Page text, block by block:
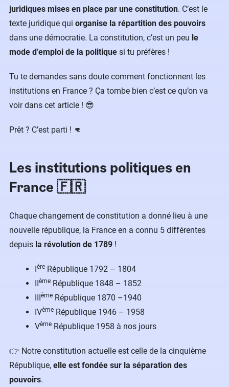
juridiques mises en place par une constitution. C’est le
texte juridique qui organise la répartition des pouvoirs
dans une démocratie. La constitution, c’est un peu le
mode d’emploi de la politique si tu préfères !
Tu te demandes sans doute comment fonctionnent les
institutions en France ? Ça tombe bien c’est ce qu’on va
voir dans cet article ! 😎
Prêt ? C’est parti ! 👊
Les institutions politiques en
France 🇫🇷
Chaque changement de constitution a donné lieu à une
nouvelle république, la France en a connu 5 différentes
depuis la révolution de 1789 !
Ière République 1792 – 1804
IIème République 1848 – 1852
IIIème République 1870 –1940
IVème République 1946 – 1958
Vème République 1958 à nos jours
👉 Notre constitution actuelle est celle de la cinquième
République, elle est fondée sur la séparation des
pouvoirs.